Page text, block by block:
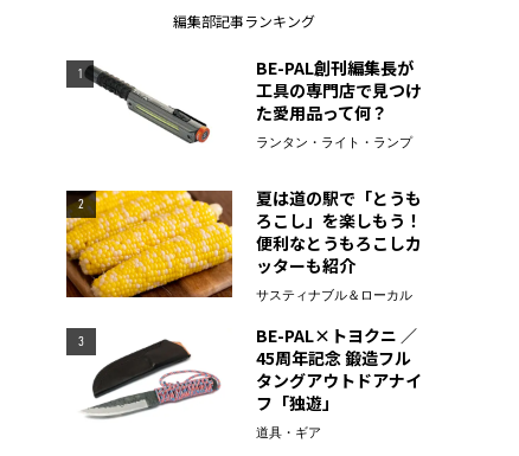
編集部記事ランキング
1
BE-PAL創刊編集長が
工具の専門店で見つけ
た愛用品って何？
ランタン・ライト・ランプ
2
夏は道の駅で「とうも
ろこし」を楽しもう！
便利なとうもろこしカ
ッターも紹介
サスティナブル＆ローカル
3
BE-PAL×トヨクニ ／
45周年記念 鍛造フル
タングアウトドアナイ
フ「独遊」
道具・ギア